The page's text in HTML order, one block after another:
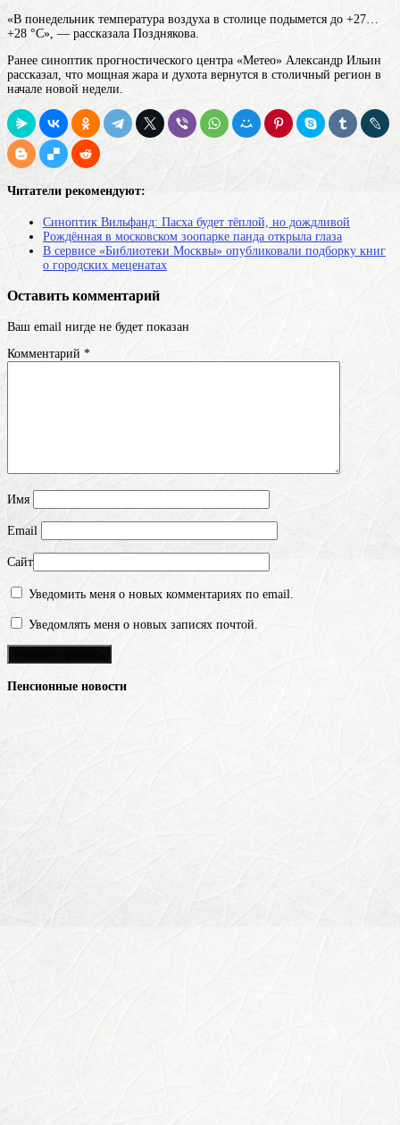
«В понедельник температура воздуха в столице подымется до +27…
+28 °C», — рассказала Позднякова.
Ранее синоптик прогностического центра «Метео» Александр Ильин
рассказал, что мощная жара и духота вернутся в столичный регион в
начале новой недели.
Читатели рекомендуют:
Синоптик Вильфанд: Пасха будет тёплой, но дождливой
Рождённая в московском зоопарке панда открыла глаза
В сервисе «Библиотеки Москвы» опубликовали подборку книг
о городских меценатах
Оставить комментарий
Ваш email нигде не будет показан
Комментарий *
Имя
Email
Сайт
Уведомить меня о новых комментариях по email.
Уведомлять меня о новых записях почтой.
Пенсионные новости